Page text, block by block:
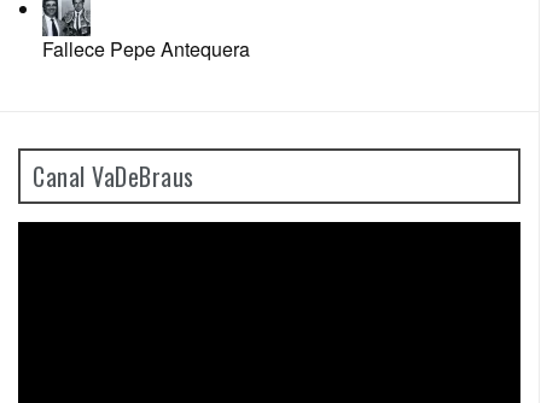
Fallece Pepe Antequera
Canal VaDeBraus